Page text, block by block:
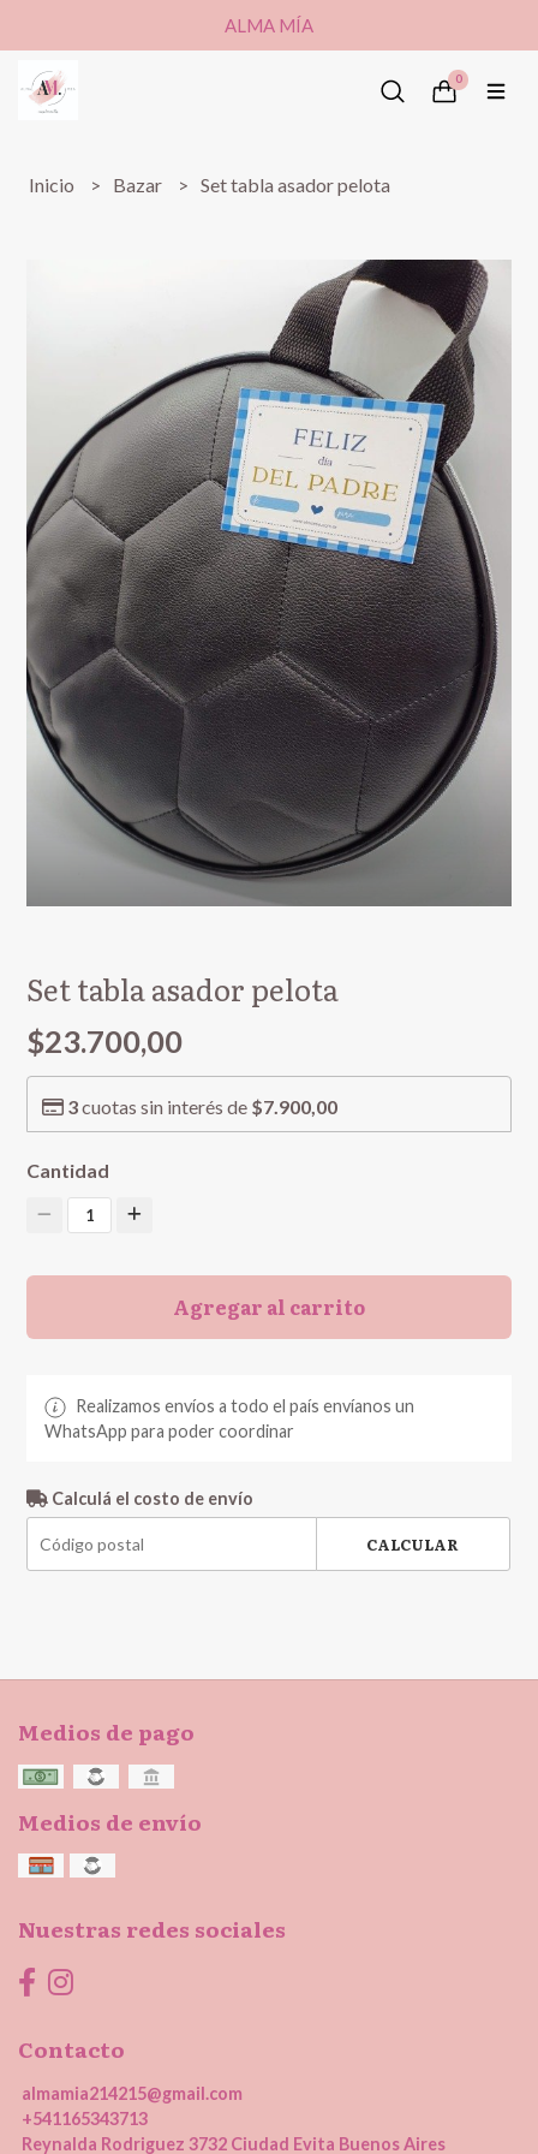
ALMA MÍA
0
Inicio Bazar Set tabla asador pelota
Set tabla asador pelota
$23.700,00
3cuotas sin interés de $7.900,00
Cantidad
1
Agregar al carrito
Realizamos envíos a todo el país envíanos un
WhatsApp para poder coordinar
Calculá el costo de envío
CALCULAR
Medios de pago
Medios de envío
Nuestras redes sociales
Contacto
almamia214215@gmail.com
+541165343713
Reynalda Rodriguez 3732 Ciudad Evita Buenos Aires